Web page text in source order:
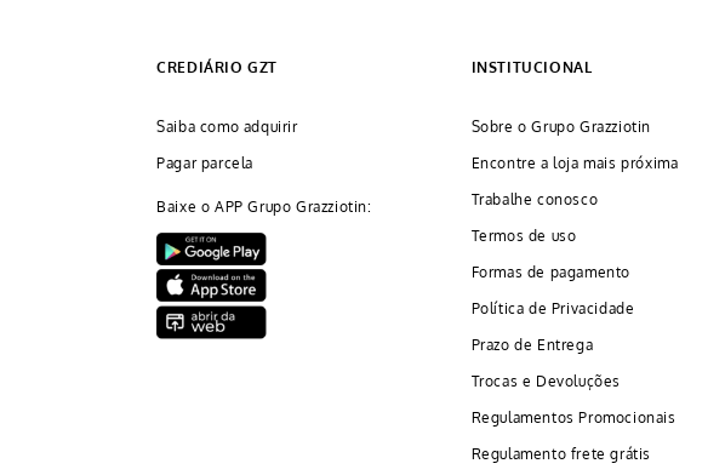
CREDIÁRIO GZT
Saiba como adquirir
Pagar parcela
Baixe o APP Grupo Grazziotin:
INSTITUCIONAL
Sobre o Grupo Grazziotin
Encontre a loja mais próxima
Trabalhe conosco
Termos de uso
Formas de pagamento
Política de Privacidade
Prazo de Entrega
Trocas e Devoluções
Regulamentos Promocionais
Regulamento frete grátis